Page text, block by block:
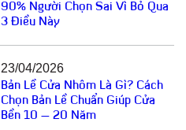
90% Người Chọn Sai Vì Bỏ Qua
3 Điều Này
23/04/2026
Bản Lề Cửa Nhôm Là Gì? Cách
Chọn Bản Lề Chuẩn Giúp Cửa
Bền 10 – 20 Năm